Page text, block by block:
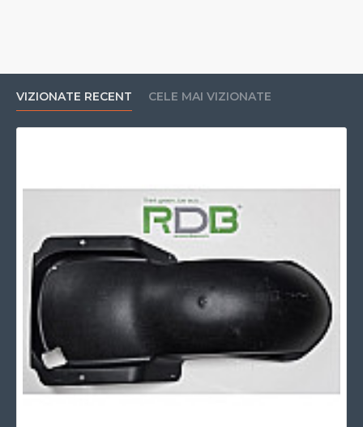
VIZIONATE RECENT CELE MAI VIZIONATE